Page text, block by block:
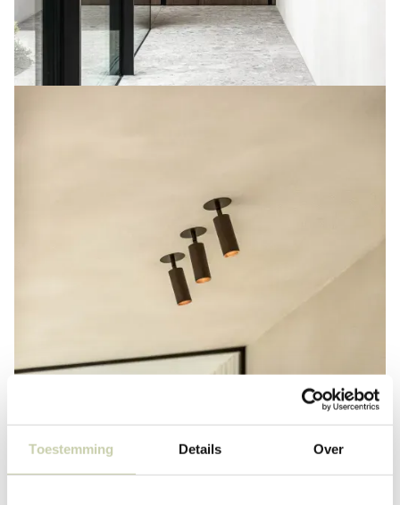
Toestemming Details Over